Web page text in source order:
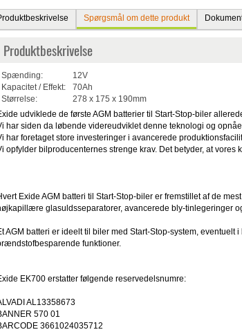
Spørgsmål om dette produkt
Produktbeskrivelse
Spænding:
12V
Kapacitet / Effekt:
70Ah
Størrelse:
278 x 175 x 190mm
udviklede de første AGM batterier til Start-Stop-biler
har siden da løbende videreudviklet denne teknologi og
har foretaget store investeringer i avancerede
opfylder bilproducenternes strenge krav. Det betyder, at
Exide AGM batteri til Start-Stop-biler er fremstillet af de
glasuldsseparatorer, avancerede bly-tinlegeringer
AGM batteri er ideelt til biler med Start-Stop-system,
funktioner.
EK700 erstatter følgende reservedelsnumre:
AL13358673
570 01
3661024035712